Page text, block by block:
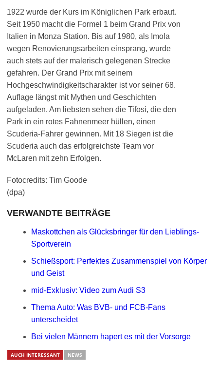
1922 wurde der Kurs im Königlichen Park erbaut.
Seit 1950 macht die Formel 1 beim Grand Prix von
Italien in Monza Station. Bis auf 1980, als Imola
wegen Renovierungsarbeiten einsprang, wurde
auch stets auf der malerisch gelegenen Strecke
gefahren. Der Grand Prix mit seinem
Hochgeschwindigkeitscharakter ist vor seiner 68.
Auflage längst mit Mythen und Geschichten
aufgeladen. Am liebsten sehen die Tifosi, die den
Park in ein rotes Fahnenmeer hüllen, einen
Scuderia-Fahrer gewinnen. Mit 18 Siegen ist die
Scuderia auch das erfolgreichste Team vor
McLaren mit zehn Erfolgen.
Fotocredits: Tim Goode
(dpa)
VERWANDTE BEITRÄGE
Maskottchen als Glücksbringer für den Lieblings-
Sportverein
Schießsport: Perfektes Zusammenspiel von Körper
und Geist
mid-Exklusiv: Video zum Audi S3
Thema Auto: Was BVB- und FCB-Fans
unterscheidet
Bei vielen Männern hapert es mit der Vorsorge
AUCH INTERESSANT NEWS